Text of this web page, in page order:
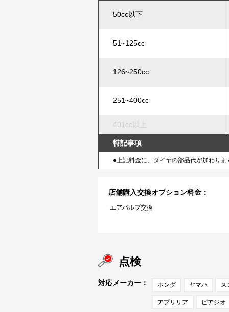
50cc以下
51~125cc
126~250cc
251~400cc
401cc以上
特記事項
●上記料金に、タイヤの部品代が加わり
店舗購入交換オプション料金：
エアバルブ交換
点検
対応メーカー： ホンダ ヤマハ ス
アプリリア ピアジオ